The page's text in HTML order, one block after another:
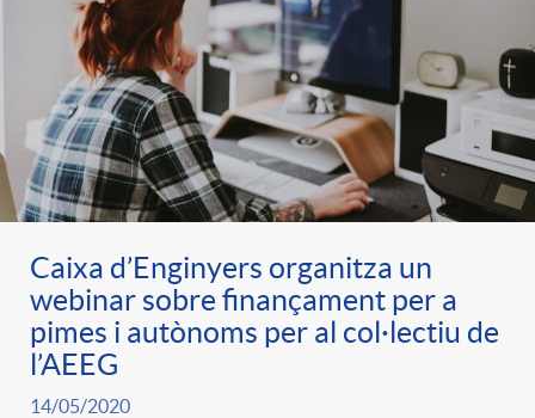
Caixa d’Enginyers organitza un
webinar sobre finançament per a
pimes i autònoms per al col·lectiu de
l’AEEG
14/05/2020